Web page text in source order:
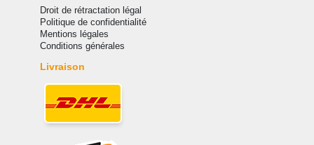
Droit de rétractation légal
Politique de confidentialité
Mentions légales
Conditions générales
Livraison